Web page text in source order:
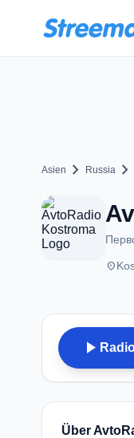
Asien chevron_right Russia chevron_right
place
play_arrow
Über